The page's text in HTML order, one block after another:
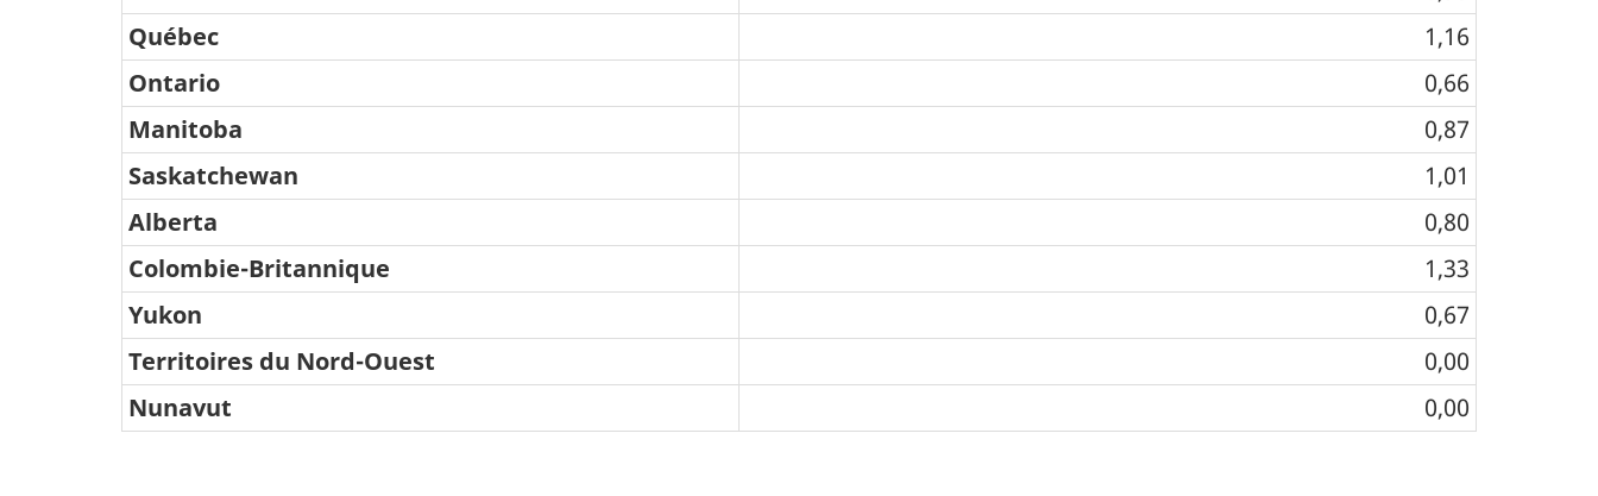
de
restauration
et
débits
de
boissons
-
2018
Québec
1,16
Ontario
0,66
Manitoba
0,87
Saskatchewan
1,01
Alberta
0,80
Colombie-Britannique
1,33
Yukon
0,67
Territoires du Nord-Ouest
0,00
Nunavut
0,00